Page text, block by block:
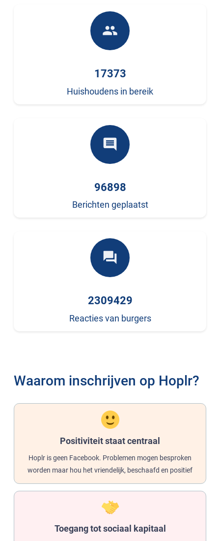
people
17373
Huishoudens in bereik
comment
96898
Berichten geplaatst
forum
2309429
Reacties van burgers
Waarom inschrijven op Hoplr?
Positiviteit staat centraal
Hoplr is geen Facebook. Problemen mogen besproken
worden maar hou het vriendelijk, beschaafd en positief
Toegang tot sociaal kapitaal